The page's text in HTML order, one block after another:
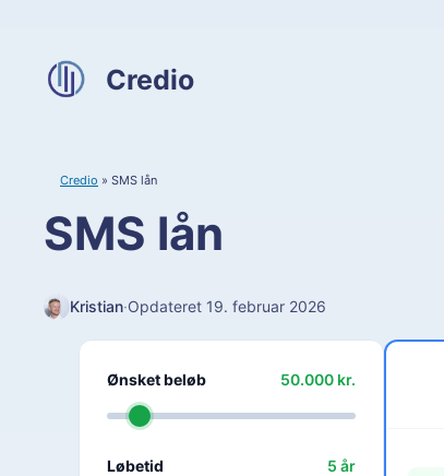
indhold
Credio
Credio » SMS lån
SMS lån
Kristian·Opdateret 19. februar 2026
Ønsket beløb 50.000 kr.
Løbetid 5 år